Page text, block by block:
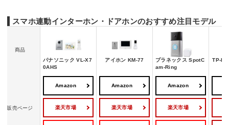
スマホ連動インターホン・ドアホンのおすすめ注目モデル
商品
パナソニック VL-X7
0AHS
アイホン KM-77
プラネックス SpotC
am-Ring
TP-
販売ページ
Amazon
楽天市場
Amazon
楽天市場
Amazon
楽天市場